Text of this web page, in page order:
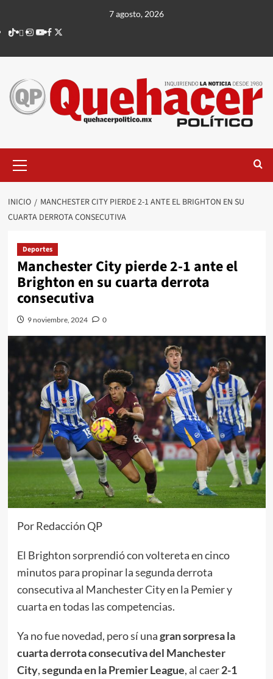
contenido
7 agosto, 2026
TikTok
threads
Instagram
Youtube
Facebook
X
principal
INICIO
MANCHESTER CITY PIERDE 2-1 ANTE EL BRIGHTON EN SU
CUARTA DERROTA CONSECUTIVA
Deportes
Manchester City pierde 2-1 ante el
Brighton en su cuarta derrota
consecutiva
9 noviembre, 2024 0
Por Redacción QP
El Brighton sorprendió con voltereta en cinco
minutos para propinar la segunda derrota
consecutiva al Manchester City en la Pemier y
cuarta en todas las competencias.
Ya no fue novedad, pero sí unagran sorpresa la
cuarta derrota consecutiva del Manchester
City,segunda en la Premier League, al caer2-1